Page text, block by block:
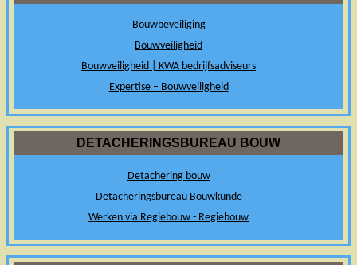
Bouwbeveiliging
Bouwveiligheid
Bouwveiligheid | KWA bedrijfsadviseurs
Expertise – Bouwveiligheid
DETACHERINGSBUREAU BOUW
Detachering bouw
Detacheringsbureau Bouwkunde
Werken via Regiebouw - Regiebouw